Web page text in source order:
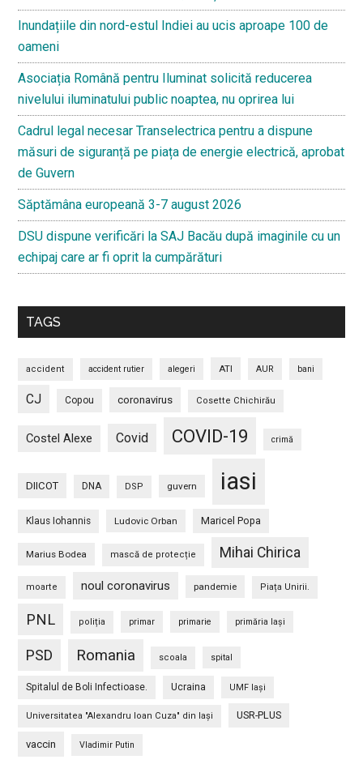
Inundațiile din nord-estul Indiei au ucis aproape 100 de
oameni
Asociația Română pentru Iluminat solicită reducerea
nivelului iluminatului public noaptea, nu oprirea lui
Cadrul legal necesar Transelectrica pentru a dispune
măsuri de siguranță pe piața de energie electrică, aprobat
de Guvern
Săptămâna europeană 3-7 august 2026
DSU dispune verificări la SAJ Bacău după imaginile cu un
echipaj care ar fi oprit la cumpărături
TAGS
accident accident rutier alegeri ATI AUR bani
CJ Copou coronavirus Cosette Chichirău
Costel Alexe Covid COVID-19 crimă
DIICOT DNA DSP guvern iasi
Klaus Iohannis Ludovic Orban Maricel Popa
Marius Bodea mască de protecție Mihai Chirica
moarte noul coronavirus pandemie Piața Unirii.
PNL poliția primar primarie primăria Iași
PSD Romania scoala spital
Spitalul de Boli Infectioase. Ucraina UMF Iași
Universitatea "Alexandru Ioan Cuza" din Iaşi USR-PLUS
vaccin Vladimir Putin